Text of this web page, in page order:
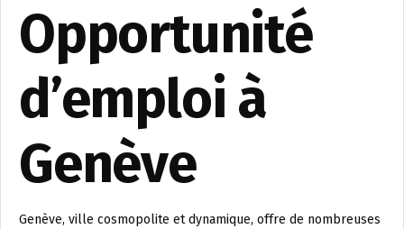
Opportunité
d’emploi à
Genève
Genève, ville cosmopolite et dynamique, offre de nombreuses